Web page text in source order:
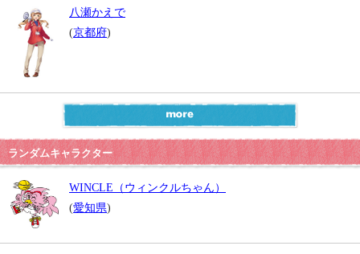
八瀬かえで
(京都府)
ランダムキャラクター
WINCLE（ウィンクルちゃん）
(愛知県)